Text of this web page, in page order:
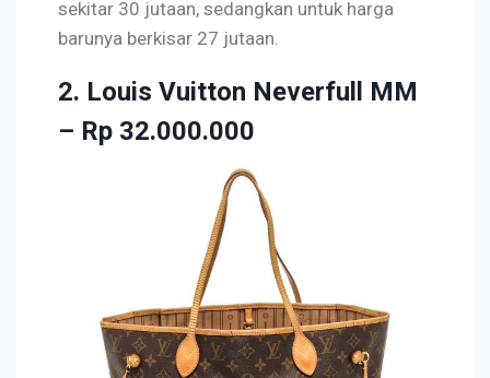
sekitar 30 jutaan, sedangkan untuk harga
barunya berkisar 27 jutaan.
2. Louis Vuitton Neverfull MM
– Rp 32.000.000